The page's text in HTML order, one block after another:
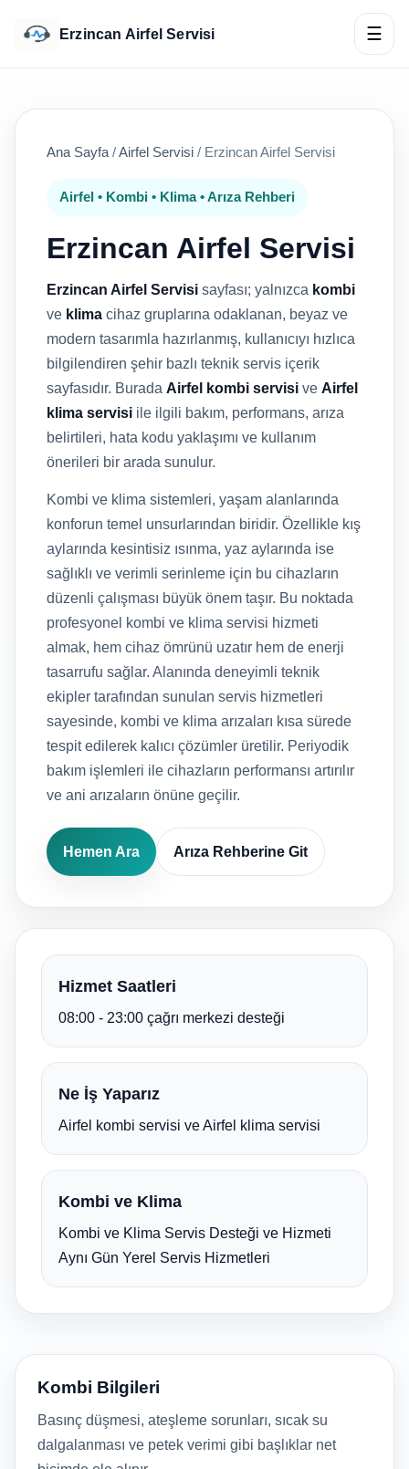
Erzincan Airfel Servisi ☰
Ana Sayfa /Airfel Servisi / Erzincan Airfel Servisi
Airfel • Kombi • Klima • Arıza Rehberi
Erzincan Airfel Servisi
Erzincan Airfel Servisi sayfası; yalnızca kombi
ve klima cihaz gruplarına odaklanan, beyaz ve
modern tasarımla hazırlanmış, kullanıcıyı hızlıca
bilgilendiren şehir bazlı teknik servis içerik
sayfasıdır. Burada Airfel kombi servisi ve Airfel
klima servisi ile ilgili bakım, performans, arıza
belirtileri, hata kodu yaklaşımı ve kullanım
önerileri bir arada sunulur.
Kombi ve klima sistemleri, yaşam alanlarında
konforun temel unsurlarından biridir. Özellikle kış
aylarında kesintisiz ısınma, yaz aylarında ise
sağlıklı ve verimli serinleme için bu cihazların
düzenli çalışması büyük önem taşır. Bu noktada
profesyonel kombi ve klima servisi hizmeti
almak, hem cihaz ömrünü uzatır hem de enerji
tasarrufu sağlar. Alanında deneyimli teknik
ekipler tarafından sunulan servis hizmetleri
sayesinde, kombi ve klima arızaları kısa sürede
tespit edilerek kalıcı çözümler üretilir. Periyodik
bakım işlemleri ile cihazların performansı artırılır
ve ani arızaların önüne geçilir.
Hemen Ara Arıza Rehberine Git
Hizmet Saatleri
08:00 - 23:00 çağrı merkezi desteği
Ne İş Yaparız
Airfel kombi servisi ve Airfel klima servisi
Kombi ve Klima
Kombi ve Klima Servis Desteği ve Hizmeti
Aynı Gün Yerel Servis Hizmetleri
Kombi Bilgileri
Basınç düşmesi, ateşleme sorunları, sıcak su
dalgalanması ve petek verimi gibi başlıklar net